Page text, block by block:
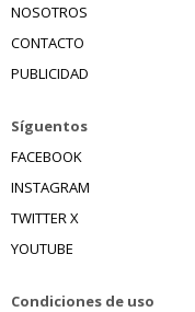
NOSOTROS
CONTACTO
PUBLICIDAD
Síguentos
FACEBOOK
INSTAGRAM
TWITTER X
YOUTUBE
Condiciones de uso